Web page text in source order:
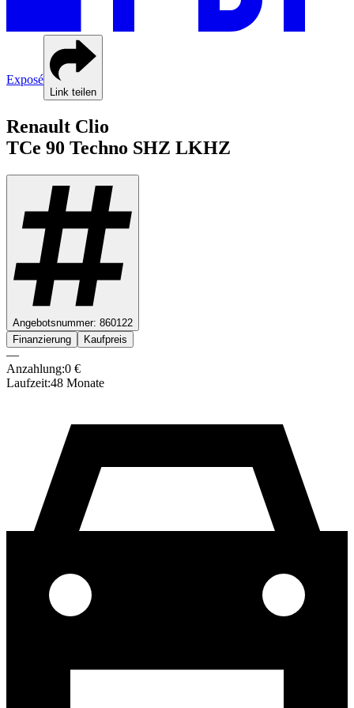
Exposé
Link teilen
Renault Clio
TCe 90 Techno SHZ LKHZ
Angebotsnummer: 860122
Finanzierung
Kaufpreis
—
Anzahlung:0 €
Laufzeit:48 Monate